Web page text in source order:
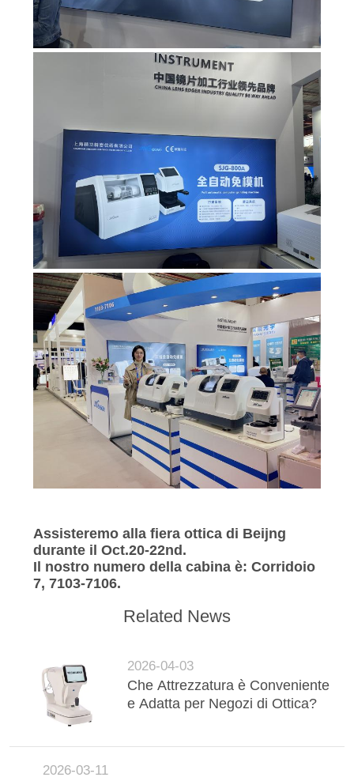
Assisteremo alla fiera ottica di Beijng
durante il Oct.20-22nd.
Il nostro numero della cabina è: Corridoio
7, 7103-7106.
Related News
2026-04-03
Che Attrezzatura è Conveniente
e Adatta per Negozi di Ottica?
2026-03-11